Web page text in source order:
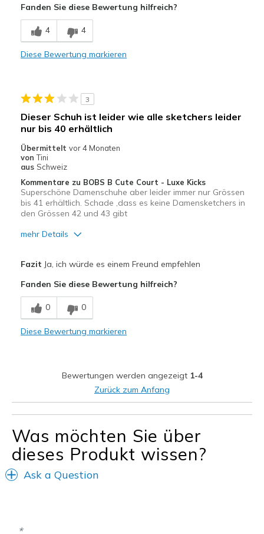
Nachteile
Größenangabe stimmt nicht
Größe
Fühlt sich zu groß an
Schuhen
Fanden Sie diese Bewertung hilfreich?
4 4
Diese Bewertung markieren
3
Dieser Schuh ist leider wie alle sketchers leider
nur bis 40 erhältlich
Übermittelt vor 4 Monaten
von Tini
aus Schweiz
Kommentare zu BOBS B Cute Court - Luxe Kicks
Superschöne Damenschuhe aber leider immer nur Grössen
bis 41 erhältlich. Schade ,dass es keine Damensketchers in
den Grössen 42 und 43 gibt
mehr Details
Fazit Ja, ich würde es einem Freund empfehlen
Fanden Sie diese Bewertung hilfreich?
0 0
Diese Bewertung markieren
Bewertungen werden angezeigt 1-4
Zurück zum Anfang
Was möchten Sie über
dieses Produkt wissen?
Ask a Question